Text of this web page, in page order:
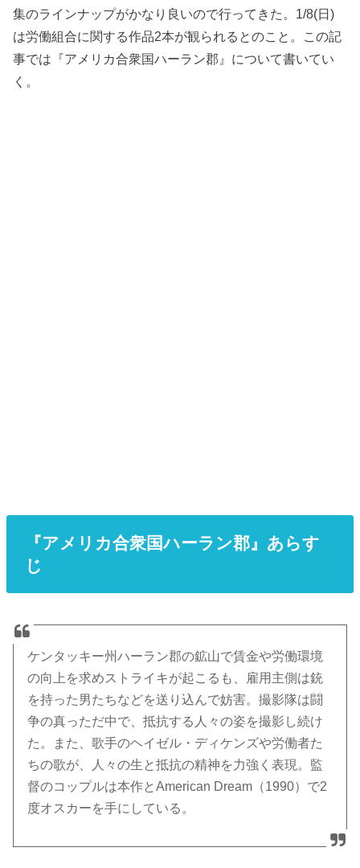
集のラインナップがかなり良いので行ってきた。1/8(日)
は労働組合に関する作品2本が観られるとのこと。この記
事では『アメリカ合衆国ハーラン郡』について書いてい
く。
『アメリカ合衆国ハーラン郡』あらす
じ
ケンタッキー州ハーラン郡の鉱山で賃金や労働環境
の向上を求めストライキが起こるも、雇用主側は銃
を持った男たちなどを送り込んで妨害。撮影隊は闘
争の真っただ中で、抵抗する人々の姿を撮影し続け
た。また、歌手のヘイゼル・ディケンズや労働者た
ちの歌が、人々の生と抵抗の精神を力強く表現。監
督のコップルは本作とAmerican Dream（1990）で2
度オスカーを手にしている。